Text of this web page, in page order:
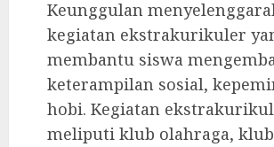
Keunggulan
kegiatan ekstrakurikuler
membantu siswa
keterampilan sosial,
hobi. Kegiatan
meliputi klub olahraga,